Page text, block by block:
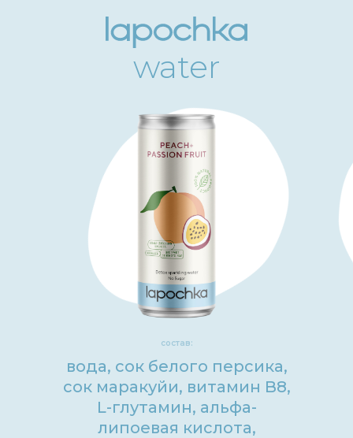
вода, сок белого персика,
сок маракуйи, витамин B8,
L-глутамин, альфа-
липоевая кислота,
состав:
water